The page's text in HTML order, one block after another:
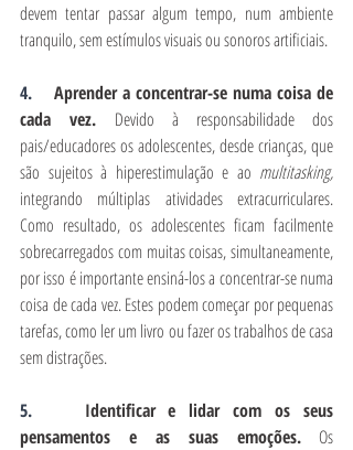
devem tentar passar algum tempo, num ambiente
tranquilo, sem estímulos visuais ou sonoros artificiais.
4. Aprender a concentrar-se numa coisa de
cada vez. Devido à responsabilidade dos
pais/educadores os adolescentes, desde crianças, que
são sujeitos à hiperestimulação e ao
integrando múltiplas atividades extracurriculares.
Como resultado, os adolescentes ficam facilmente
sobrecarregados com muitas coisas, simultaneamente,
por isso é importante ensiná-los a concentrar-se numa
coisa de cada vez. Estes podem começar por pequenas
tarefas, como ler um livro ou fazer os trabalhos de casa
sem distrações.
5. Identificar e lidar com os seus
pensamentos e as suas emoções. Os